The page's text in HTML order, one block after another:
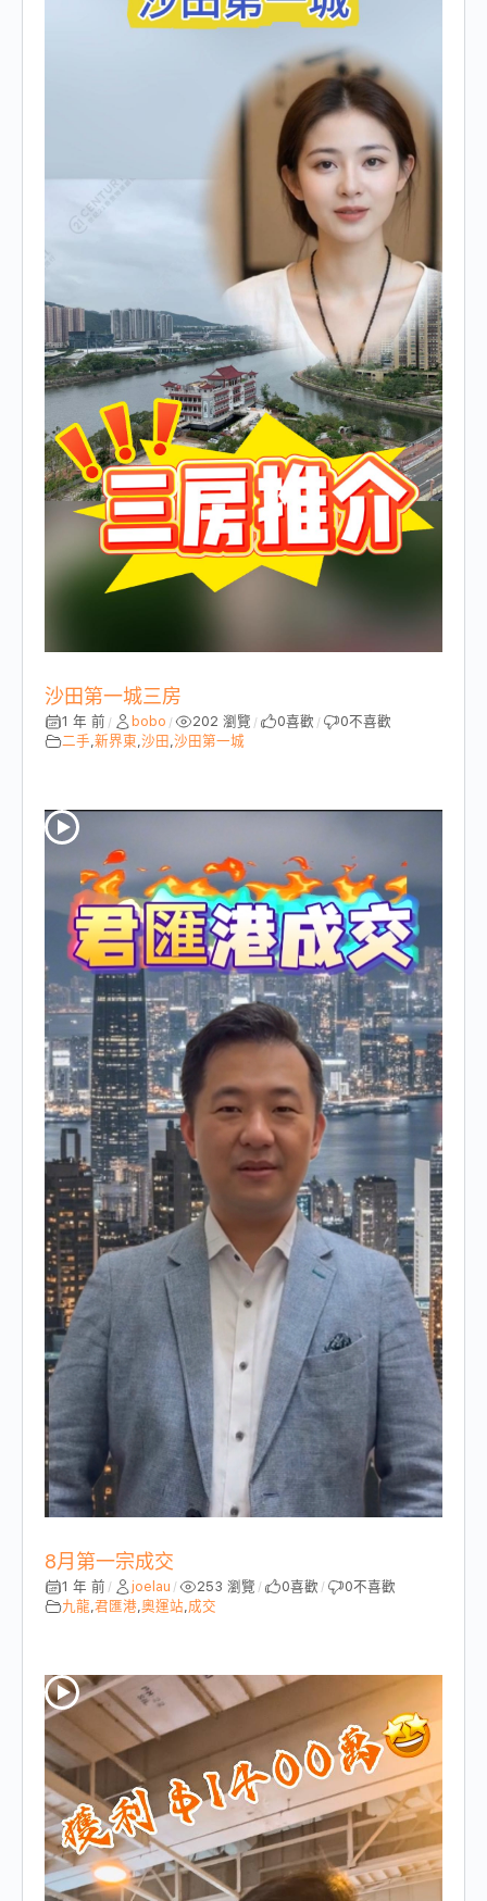
沙田第一城三房
1 年 前 / bobo / 202 瀏覽 / 0喜歡 / 0不喜歡
二手,新界東,沙田 ,沙田第一城
8月第一宗成交
1 年 前 / joelau / 253 瀏覽 / 0喜歡 / 0不喜歡
九龍 君匯港 奧運站 成交